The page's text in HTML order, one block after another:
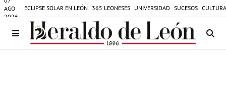
AGO
2026
ECLIPSE SOLAR EN LEÓN 365 LEONESES UNIVERSIDAD SUCESOS